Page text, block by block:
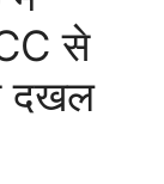
से
दखल